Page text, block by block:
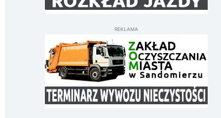
REKLAMA